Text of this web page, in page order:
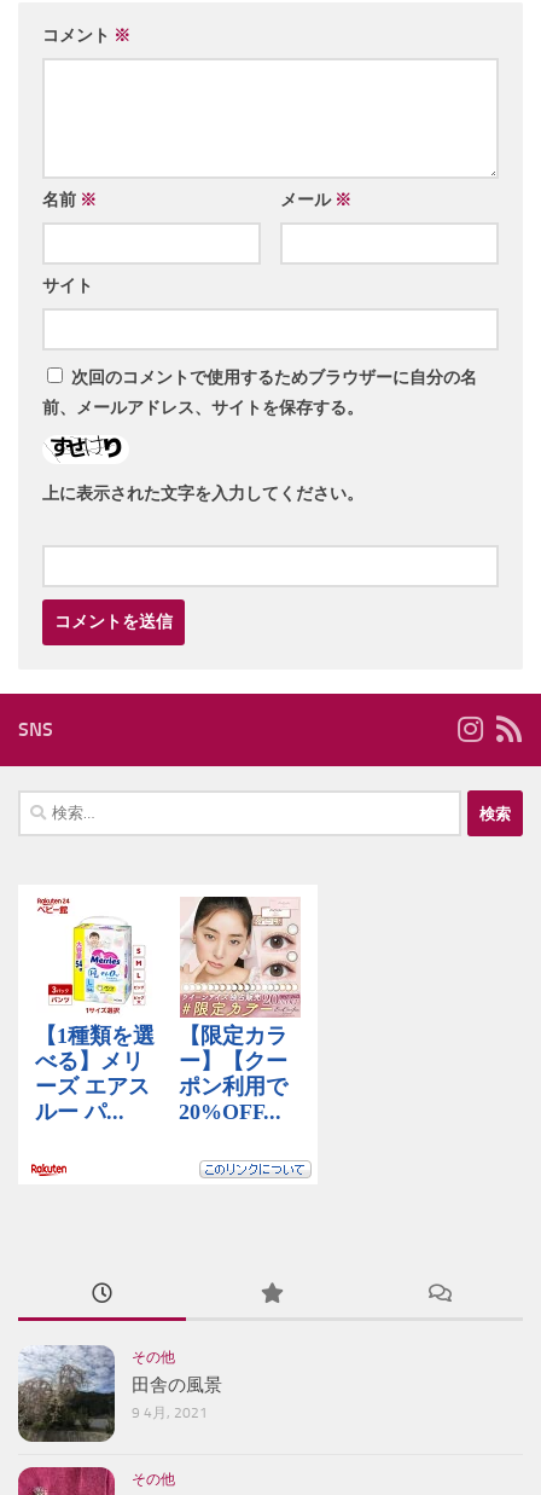
コメント ※
名前 ※ メール ※
サイト
次回のコメントで使用するためブラウザーに自分の名
前、メールアドレス、サイトを保存する。
上に表示された文字を入力してください。
SNS
検
索:
その他
田舎の風景
9 4月, 2021
その他